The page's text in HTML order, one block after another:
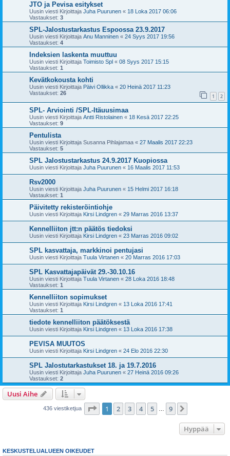
JTO ja Pevisa esitykset
Uusin viesti Kirjoittaja Juha Puurunen « 18 Loka 2017 06:06
Vastaukset: 3
SPL-Jalostustarkastus Espoossa 23.9.2017
Uusin viesti Kirjoittaja Anu Manninen « 24 Syys 2017 19:56
Vastaukset: 4
Indeksien laskenta muuttuu
Uusin viesti Kirjoittaja Toimisto Spl « 08 Syys 2017 15:15
Vastaukset: 1
Kevätkokousta kohti
Uusin viesti Kirjoittaja Päivi Ollikka « 20 Heinä 2017 11:23
Vastaukset: 26 1 2
SPL- Arviointi /SPL-Itäuusimaa
Uusin viesti Kirjoittaja Antti Ristolainen « 18 Kesä 2017 22:25
Vastaukset: 9
Pentulista
Uusin viesti Kirjoittaja Susanna Pihlajamaa « 27 Maalis 2017 22:23
Vastaukset: 5
SPL Jalostustarkastus 24.9.2017 Kuopiossa
Uusin viesti Kirjoittaja Juha Puurunen « 16 Maalis 2017 11:53
Rsv2000
Uusin viesti Kirjoittaja Juha Puurunen « 15 Helmi 2017 16:18
Vastaukset: 1
Päivitetty rekisteröintiohje
Uusin viesti Kirjoittaja Kirsi Lindgren « 29 Marras 2016 13:37
Kennelliiton jtt:n päätös tiedoksi
Uusin viesti Kirjoittaja Kirsi Lindgren « 23 Marras 2016 09:02
SPL kasvattaja, markkinoi pentujasi
Uusin viesti Kirjoittaja Tuula Virtanen « 20 Marras 2016 17:03
SPL Kasvattajapäivät 29.-30.10.16
Uusin viesti Kirjoittaja Tuula Virtanen « 28 Loka 2016 18:48
Vastaukset: 1
Kennelliiton sopimukset
Uusin viesti Kirjoittaja Kirsi Lindgren « 13 Loka 2016 17:41
Vastaukset: 1
tiedote kennelliiton päätöksestä
Uusin viesti Kirjoittaja Kirsi Lindgren « 13 Loka 2016 17:38
PEVISA MUUTOS
Uusin viesti Kirjoittaja Kirsi Lindgren « 24 Elo 2016 22:30
SPL Jalostutarkastukset 18. ja 19.7.2016
Uusin viesti Kirjoittaja Juha Puurunen « 27 Heinä 2016 09:26
Vastaukset: 2
Uusi Aihe
436 viestiketjua Sivu /9
1 2 3 4 5 9
Hyppää
KESKUSTELUALUEEN OIKEUDET